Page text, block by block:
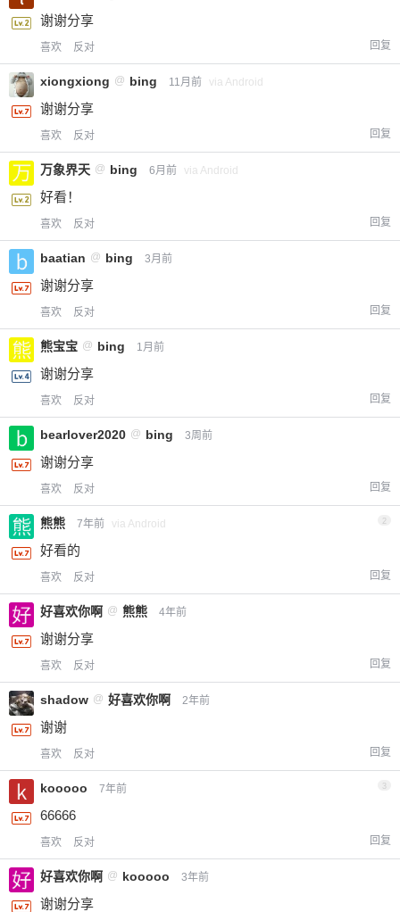
谢谢分享
喜欢 反对 回复
xiongxiong @ bing 11月前 via Android
谢谢分享
喜欢 反对 回复
万象界天 @ bing 6月前 via Android
好看！
喜欢 反对 回复
baatian @ bing 3月前
谢谢分享
喜欢 反对 回复
熊宝宝 @ bing 1月前
谢谢分享
喜欢 反对 回复
bearlover2020 @ bing 3周前
谢谢分享
喜欢 反对 回复
熊熊 7年前 via Android 2
好看的
喜欢 反对 回复
好喜欢你啊 @ 熊熊 4年前
谢谢分享
喜欢 反对 回复
shadow @ 好喜欢你啊 2年前
谢谢
喜欢 反对 回复
kooooo 7年前 3
66666
喜欢 反对 回复
好喜欢你啊 @ kooooo 3年前
谢谢分享